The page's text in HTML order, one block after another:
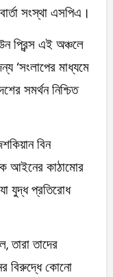
সংস্থা এসপিএ।
প্রিন্স এই অঞ্চলে
‘সংলাপের মাধ্যমে
সমর্থন নিশ্চিত
বিন
আইনের কাঠামোর
যুদ্ধ প্রতিরোধ
তারা তাদের
বিরুদ্ধে কোনো